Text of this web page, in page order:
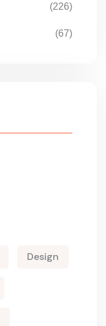
(226)
(67)
Design